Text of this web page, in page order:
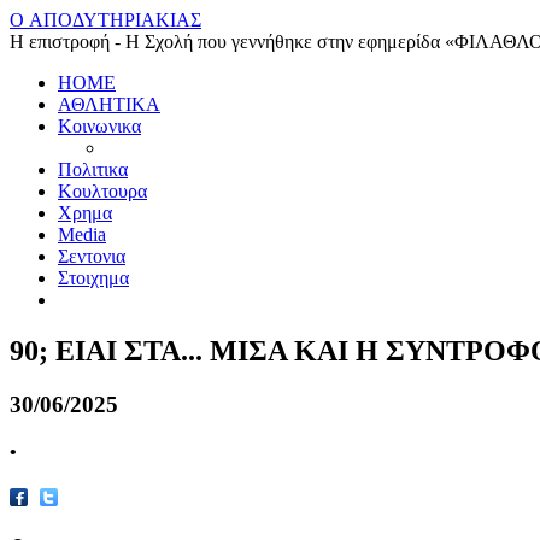
O ΑΠΟΔΥΤΗΡΙΑΚΙΑΣ
Η επιστροφή - Η Σχολή που γεννήθηκε στην εφημερίδα
HOME
ΑΘΛΗΤΙΚΑ
Κοινωνικα
Πολιτικα
Κουλτουρα
Χρημα
Media
Σεντονια
Στοιχημα
90; ΕΙΑΙ ΣΤΑ... ΜΙΣΑ ΚΑΙ Η
30/06/2025
•